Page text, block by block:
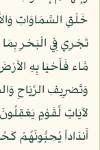
خَلْقِ السَّمَاوَاتِ
تَجْرِي فِي الْبَحْرِ
مَّاء فَأَحْيَا بِهِ
وَتَصْرِيفِ الرِّيَاحِ
أَندَاداً يُحِبُّونَهُمْ